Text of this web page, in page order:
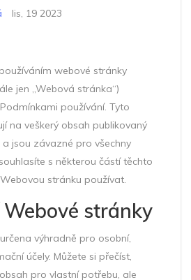
lis, 19 2023
webové stránky
jen „Webová stránka“)
používání. Tyto
na veškerý obsah publikovaný
jsou závazné pro všechny
s některou částí těchto
stránku používat.
stránky
výhradně pro osobní,
účely. Můžete si přečíst,
pro vlastní potřebu, ale